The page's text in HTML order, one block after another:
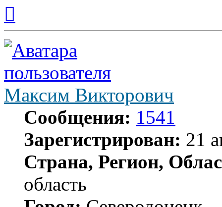
началу
Максим Викторович
Сообщения: 1541
Зарегистрирован: 21
Страна, Регион,
область